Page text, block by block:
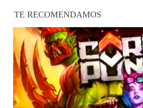
TE RECOMENDAMOS